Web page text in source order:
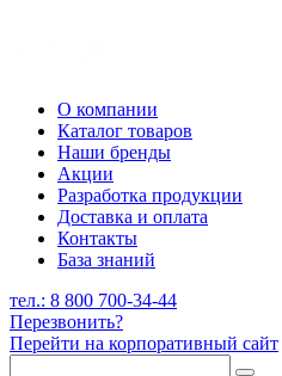
О компании
Каталог товаров
Наши бренды
Акции
Разработка продукции
Доставка и оплата
Контакты
База знаний
тел.: 8 800 700-34-44
Перезвонить?
Перейти на корпоративный сайт